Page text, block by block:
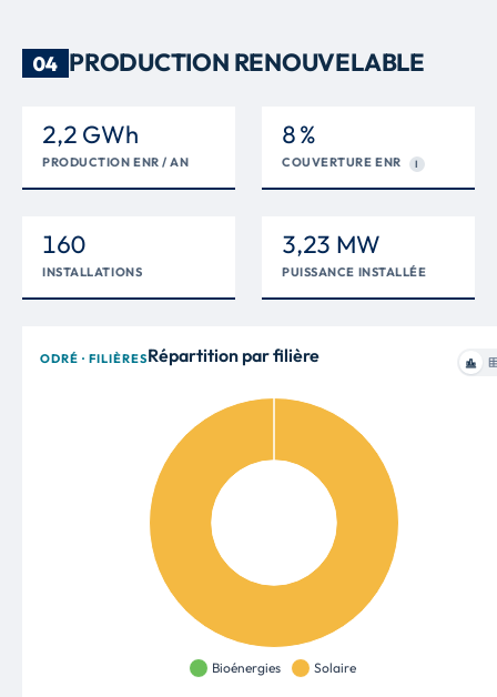
04 PRODUCTION RENOUVELABLE
2,2 GWh
PRODUCTION ENR / AN
8 %
COUVERTURE ENR I
160
INSTALLATIONS
3,23 MW
PUISSANCE INSTALLÉE
ODRÉ · FILIÈRESRépartition par filière